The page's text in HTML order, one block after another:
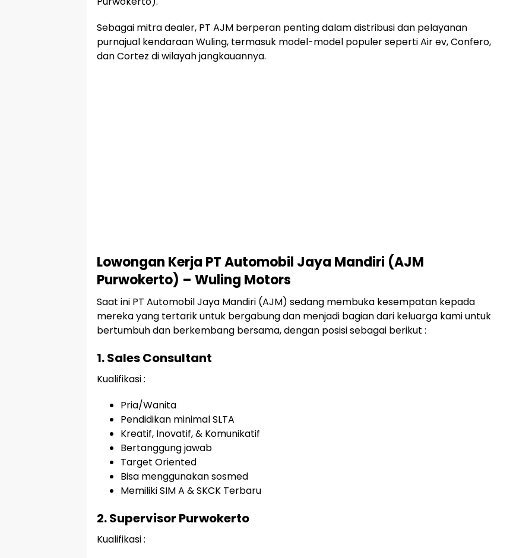
Sebagai mitra dealer, PT AJM berperan penting dalam distribusi dan pelayanan
purnajual kendaraan Wuling, termasuk model-model populer seperti Air ev, Confero,
dan Cortez di wilayah jangkauannya.
Lowongan Kerja PT Automobil Jaya Mandiri (AJM
Purwokerto) – Wuling Motors
Saat ini PT Automobil Jaya Mandiri (AJM) sedang membuka kesempatan kepada
mereka yang tertarik untuk bergabung dan menjadi bagian dari keluarga kami untuk
bertumbuh dan berkembang bersama, dengan posisi sebagai berikut :
1. Sales Consultant
Kualifikasi :
Pria/Wanita
Pendidikan minimal SLTA
Kreatif, Inovatif, & Komunikatif
Bertanggung jawab
Target Oriented
Bisa menggunakan sosmed
Memiliki SIM A & SKCK Terbaru
2. Supervisor Purwokerto
Kualifikasi :